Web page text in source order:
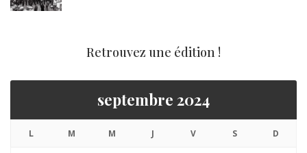
Retrouvez une édition !
septembre 2024
L M M J V S D